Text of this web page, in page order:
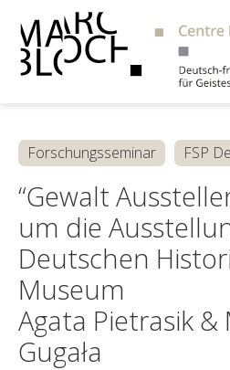
Forschungsseminar FSP
“Gewalt
um die
Deutschen
Museum
Agata Pietrasik &
Gugała